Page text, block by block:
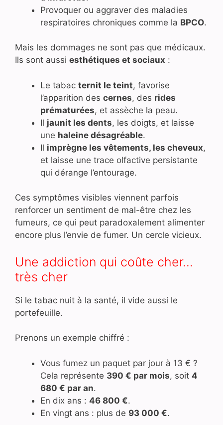
Provoquer ou aggraver des maladies
respiratoires chroniques comme la BPCO.
Mais les dommages ne sont pas que médicaux.
Ils sont aussi esthétiques et sociaux :
Le tabac ternit le teint, favorise
l’apparition des cernes, des rides
prématurées, et assèche la peau.
Il jaunit les dents, les doigts, et laisse
une haleine désagréable.
Il imprègne les vêtements, les cheveux,
et laisse une trace olfactive persistante
qui dérange l’entourage.
Ces symptômes visibles viennent parfois
renforcer un sentiment de mal-être chez les
fumeurs, ce qui peut paradoxalement alimenter
encore plus l’envie de fumer. Un cercle vicieux.
Une addiction qui coûte cher…
très cher
Si le tabac nuit à la santé, il vide aussi le
portefeuille.
Prenons un exemple chiffré :
Vous fumez un paquet par jour à 13 € ?
Cela représente 390 € par mois, soit 4
680 € par an.
En dix ans : 46 800 €.
En vingt ans : plus de 93 000 €.